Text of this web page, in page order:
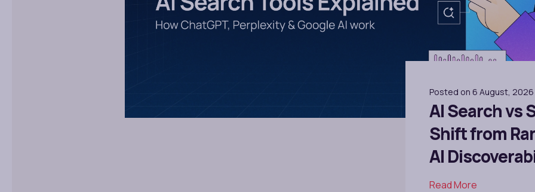
Posted on 6 August, 2026
AI Search vs
Shift from
AI
Read More